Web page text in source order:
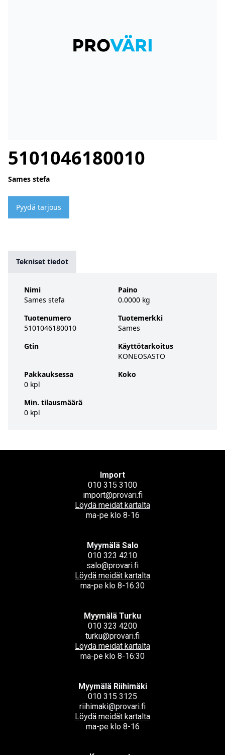
5101046180010
Sames stefa
Pyydä tarjous
Tekniset tiedot
Nimi
Sames stefa
Tuotenumero
5101046180010
Gtin
Pakkauksessa
0 kpl
Min. tilausmäärä
0 kpl
Paino
0.0000 kg
Tuotemerkki
Sames
Käyttötarkoitus
KONEOSASTO
Koko
Import
010 315 3100
import@provari.fi
Löydä meidät kartalta
ma-pe klo 8-16
Myymälä Salo
010 323 4210
salo@provari.fi
Löydä meidät kartalta
ma-pe klo 8-16:30
Myymälä Turku
010 323 4200
turku@provari.fi
Löydä meidät kartalta
ma-pe klo 8-16:30
Myymälä Riihimäki
010 315 3125
riihimaki@provari.fi
Löydä meidät kartalta
ma-pe klo 8-16